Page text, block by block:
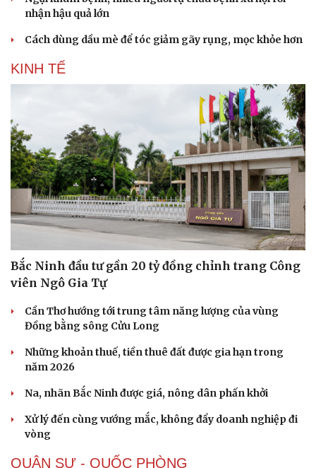
nhận hậu quả lớn
Cách dùng dầu mè để tóc giảm gãy rụng, mọc khỏe hơn
KINH TẾ
Bắc Ninh đầu tư gần 20 tỷ đồng chỉnh trang Công
viên Ngô Gia Tự
Cần Thơ hướng tới trung tâm năng lượng của vùng
Đồng bằng sông Cửu Long
Những khoản thuế, tiền thuê đất được gia hạn trong
năm 2026
Na, nhãn Bắc Ninh được giá, nông dân phấn khởi
Xử lý đến cùng vướng mắc, không đẩy doanh nghiệp đi
vòng
QUÂN SỰ - QUỐC PHÒNG